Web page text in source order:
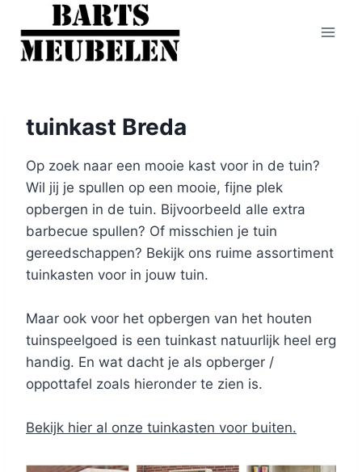
Doorgaan
naar
inhoud
tuinkast Breda
Op zoek naar een mooie kast voor in de tuin?
Wil jij je spullen op een mooie, fijne plek
opbergen in de tuin. Bijvoorbeeld alle extra
barbecue spullen? Of misschien je tuin
gereedschappen? Bekijk ons ruime assortiment
tuinkasten voor in jouw tuin.
Maar ook voor het opbergen van het houten
tuinspeelgoed is een tuinkast natuurlijk heel erg
handig. En wat dacht je als opberger /
oppottafel zoals hieronder te zien is.
Bekijk hier al onze tuinkasten voor buiten.